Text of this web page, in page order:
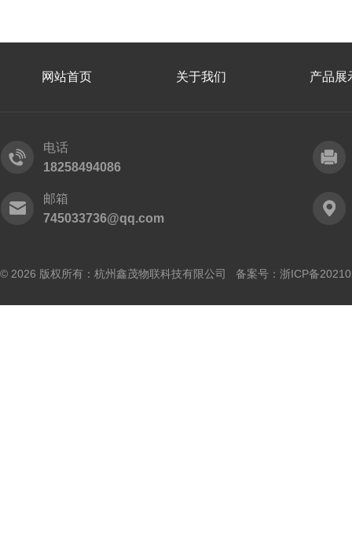
网站首页 关于我们 产品展
电话
18258494086
邮箱
745033736@qq.com
© 2026 版权所有：杭州鑫茂物联科技有限公司 备案号： 浙ICP备